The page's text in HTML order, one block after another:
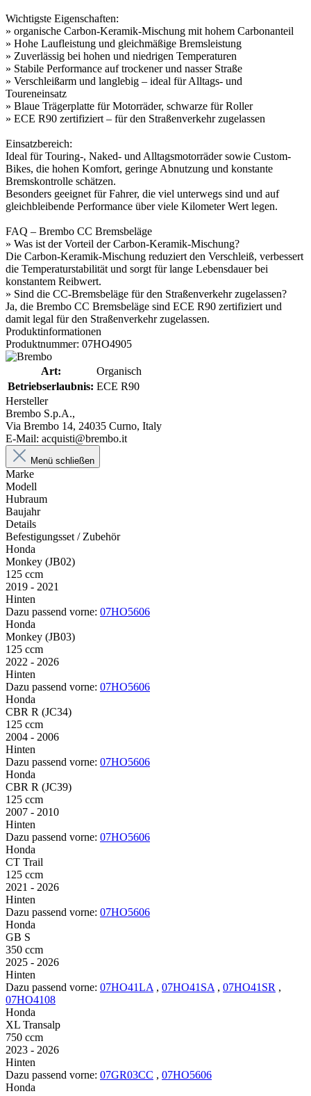
Wichtigste Eigenschaften:
» organische Carbon-Keramik-Mischung mit hohem Carbonanteil
» Hohe Laufleistung und gleichmäßige Bremsleistung
» Zuverlässig bei hohen und niedrigen Temperaturen
» Stabile Performance auf trockener und nasser Straße
» Verschleißarm und langlebig – ideal für Alltags- und
Toureneinsatz
» Blaue Trägerplatte für Motorräder, schwarze für Roller
» ECE R90 zertifiziert – für den Straßenverkehr zugelassen
Einsatzbereich:
Ideal für Touring-, Naked- und Alltagsmotorräder sowie Custom-
Bikes, die hohen Komfort, geringe Abnutzung und konstante
Bremskontrolle schätzen.
Besonders geeignet für Fahrer, die viel unterwegs sind und auf
gleichbleibende Performance über viele Kilometer Wert legen.
FAQ – Brembo CC Bremsbeläge
» Was ist der Vorteil der Carbon-Keramik-Mischung?
Die Carbon-Keramik-Mischung reduziert den Verschleiß, verbessert
die Temperaturstabilität und sorgt für lange Lebensdauer bei
konstantem Reibwert.
» Sind die CC-Bremsbeläge für den Straßenverkehr zugelassen?
Ja, die Brembo CC Bremsbeläge sind ECE R90 zertifiziert und
damit legal für den Straßenverkehr zugelassen.
Produktinformationen
Produktnummer: 07HO4905
Art:
Organisch
Betriebserlaubnis: ECE R90
Hersteller
Brembo S.p.A.,
Via Brembo 14, 24035 Curno, Italy
E-Mail: acquisti@brembo.it
Menü schließen
Marke
Modell
Hubraum
Baujahr
Details
Befestigungsset / Zubehör
Honda
Monkey (JB02)
125 ccm
2019 - 2021
Hinten
Dazu passend vorne: 07HO5606
Honda
Monkey (JB03)
125 ccm
2022 - 2026
Hinten
Dazu passend vorne: 07HO5606
Honda
CBR R (JC34)
125 ccm
2004 - 2006
Hinten
Dazu passend vorne: 07HO5606
Honda
CBR R (JC39)
125 ccm
2007 - 2010
Hinten
Dazu passend vorne: 07HO5606
Honda
CT Trail
125 ccm
2021 - 2026
Hinten
Dazu passend vorne: 07HO5606
Honda
GB S
350 ccm
2025 - 2026
Hinten
Dazu passend vorne: 07HO41LA , 07HO41SA , 07HO41SR ,
07HO4108
Honda
XL Transalp
750 ccm
2023 - 2026
Hinten
Dazu passend vorne: 07GR03CC , 07HO5606
Honda